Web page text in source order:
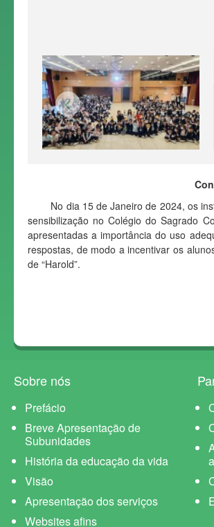
No dia 15 de Janeiro de 2024, os
sensibilização no Colégio do Sagrado
apresentadas a importância do uso
respostas, de modo a incentivar os
de “Harold”.
Sobre nós
Prefácio
Breve Apresentação de
Subunidades
História da educação da vida
Visão
Apresentação dos serviços
Websites afins